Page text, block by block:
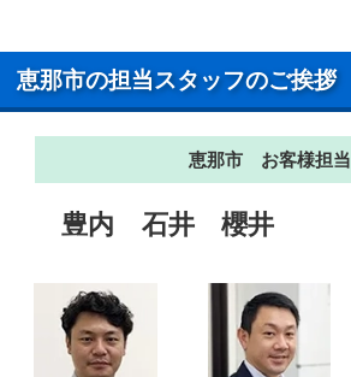
恵那市の担当スタッフのご挨拶
恵那市 お客様担当
豊内 石井 櫻井